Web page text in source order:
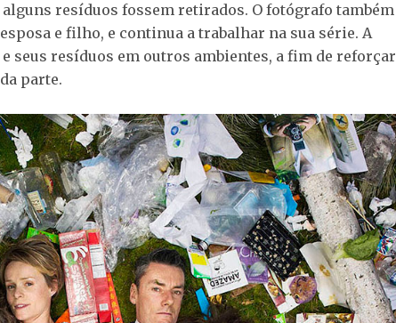
alguns resíduos fossem retirados. O fotógrafo também
e filho, e continua a trabalhar na sua série. A
seus resíduos em outros ambientes, a fim de reforçar
parte.